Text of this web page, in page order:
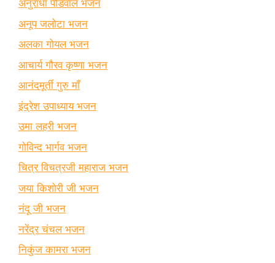
अनुराधा पौडवाल भजन
अनूप जलोटा भजन
अलका गोयल भजन
आचार्य गौरव कृष्णा भजन
आनंदमूर्ती गुरु माँ
इंद्रेश उपाध्याय भजन
उमा लहरी भजन
गोविन्द भार्गव भजन
चित्र विचत्रजी महाराज भजन
जया किशोरी जी भजन
नंदू जी भजन
नरेंद्र चंचल भजन
निकुंज कामरा भजन